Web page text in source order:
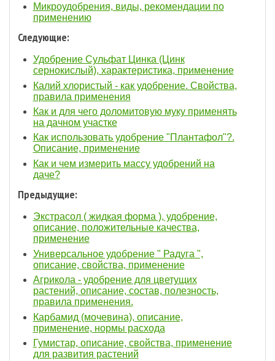
Микроудобрения, виды, рекомендации по
применению
Следующие:
Удобрение Сульфат Цинка (Цинк
сернокислый), характеристика, применение
Калий хлористый - как удобрение. Свойства,
правила применения
Как и для чего доломитовую муку применять
на дачном участке
Как использовать удобрение "Плантафол"?.
Описание, применение
Как и чем измерить массу удобрений на
даче?
Предыдущие:
Экстрасол ( жидкая форма ), удобрение,
описание, положительные качества,
применение
Универсальное удобрение " Радуга ",
описание, свойства, применение
Агрикола - удобрение для цветущих
растений, описание, состав, полезность,
правила применения.
Карбамид (мочевина), описание,
применение, нормы расхода
Гумистар, описание, свойства, применение
для развития растений